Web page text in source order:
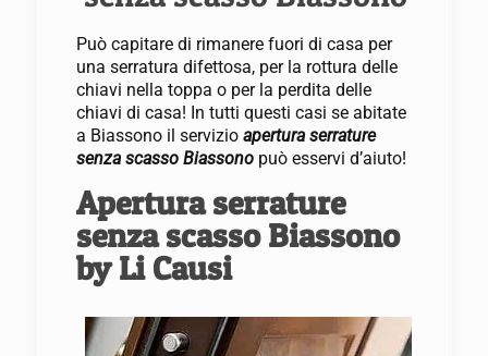
Può capitare di rimanere fuori di casa per
una serratura difettosa, per la rottura delle
chiavi nella toppa o per la perdita delle
chiavi di casa! In tutti questi casi se abitate
a Biassono il servizio apertura serrature
senza scasso Biassonopuò esservi d’aiuto!
Apertura serrature
senza scasso Biassono
by Li Causi